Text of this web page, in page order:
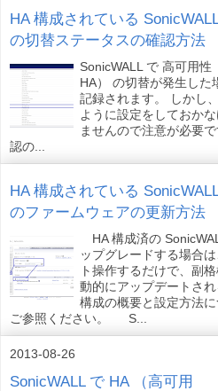
HA 構成されている SonicWALL
の切替ステータスの確認方法
SonicWALL で 高可用性
HA） の切替が発生した
記録されます。 しかし
ように設定をしておか
ませんので注意が必要
認の...
HA 構成されている SonicWALL
のファームウェアの更新方法
HA 構成済の
ップグレードする場合
ト操作するだけで、副
動的にアップデートさ
構成の概要と設定方法
ご参照ください。 S...
2013-08-26
SonicWALL で HA （高可用